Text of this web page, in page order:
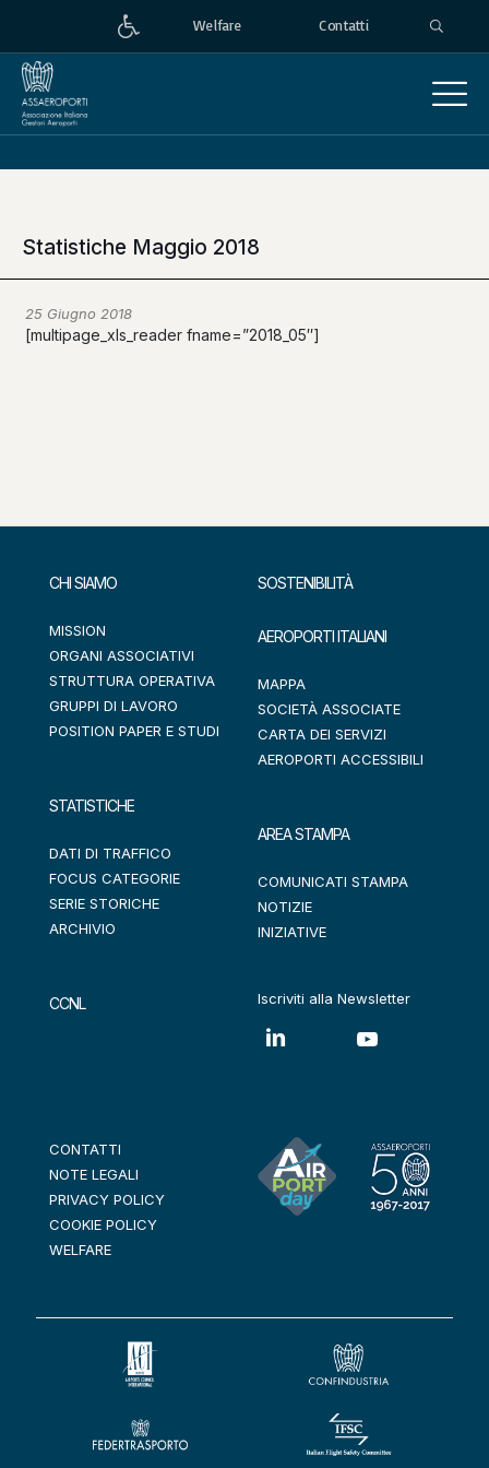
Welfare Contatti
Statistiche Maggio 2018
25 Giugno 2018
[multipage_xls_reader fname=”2018_05″]
CHI SIAMO
MISSION
ORGANI ASSOCIATIVI
STRUTTURA OPERATIVA
GRUPPI DI LAVORO
POSITION PAPER E STUDI
STATISTICHE
DATI DI TRAFFICO
FOCUS CATEGORIE
SERIE STORICHE
ARCHIVIO
CCNL
SOSTENIBILITÀ
AEROPORTI ITALIANI
MAPPA
SOCIETÀ ASSOCIATE
CARTA DEI SERVIZI
AEROPORTI ACCESSIBILI
AREA STAMPA
COMUNICATI STAMPA
NOTIZIE
INIZIATIVE
Iscriviti alla Newsletter
CONTATTI
NOTE LEGALI
PRIVACY POLICY
COOKIE POLICY
WELFARE